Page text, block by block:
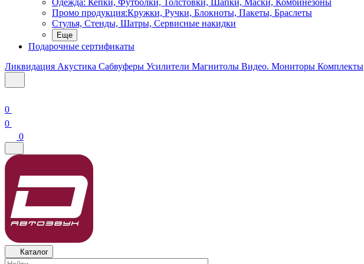
Одежда: Кепки, Футболки, Толстовки, Шапки, Маски, Комбинезоны
Промо продукция:Кружки, Ручки, Блокноты, Пакеты, Браслеты
Стулья, Стенды, Шатры, Сервисные накидки
Еще
Подарочные сертификаты
Ликвидация Акустика Сабвуферы Усилители Магнитолы Видео. Мониторы Комплекты
0
0
0
Каталог